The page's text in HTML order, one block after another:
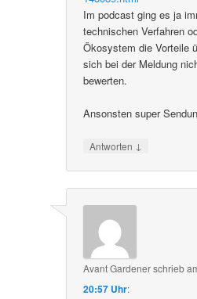
Im podcast ging es ja
technischen Verfahren
Ökosystem die Vorteile
sich bei der Meldung
bewerten.
Ansonsten super
Antworten ↓
Avant Gardenerschrieb
20:57 Uhr: